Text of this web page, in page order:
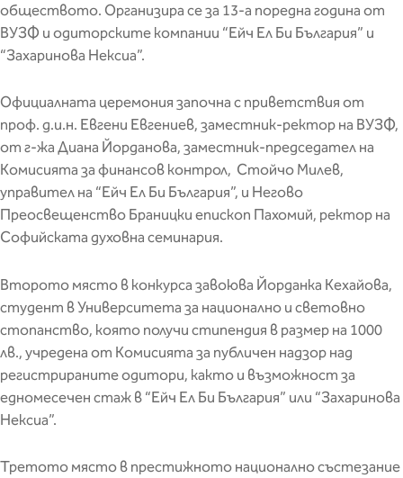
обществото. Организира се за 13-а поредна година от
ВУЗФ и одиторските компании “Ейч Ел Би България” и
“Захаринова Нексиа”.
Официалната церемония започна с приветствия от
проф. д.и.н. Евгени Евгениев, заместник-ректор на ВУЗФ,
от г-жа Диана Йорданова, заместник-председател на
Комисията за финансов контрол, Стойчо Милев,
управител на “Ейч Ел Би България”, и Негово
Преосвещенство Браницки епископ Пахомий, ректор на
Софийската духовна семинария.
Второто място в конкурса завоюва Йорданка Кехайова,
студент в Университета за национално и световно
стопанство, която получи стипендия в размер на 1000
лв., учредена от Комисията за публичен надзор над
регистрираните одитори, както и възможност за
едномесечен стаж в “Ейч Ел Би България” или “Захаринова
Нексиа”.
Третото място в престижното национално състезание